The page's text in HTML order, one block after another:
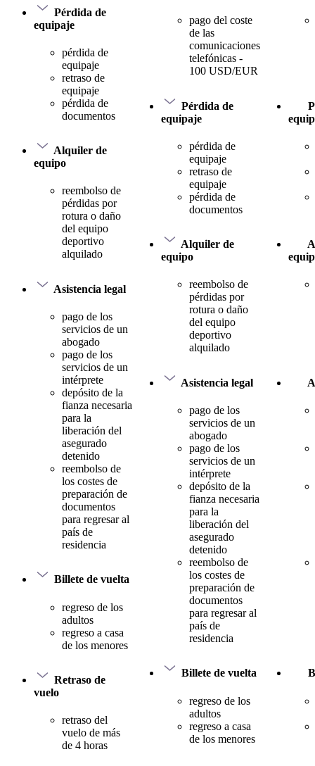
Pérdida de
equipaje
pérdida de
equipaje
retraso de
equipaje
pérdida de
documentos
Alquiler de
equipo
reembolso de
pérdidas por
rotura o daño
del equipo
deportivo
alquilado
Asistencia legal
pago de los
servicios de un
abogado
pago de los
servicios de un
intérprete
depósito de la
fianza necesaria
para la
liberación del
asegurado
detenido
reembolso de
los costes de
preparación de
documentos
para regresar al
país de
residencia
Billete de vuelta
regreso de los
adultos
regreso a casa
de los menores
Retraso de
vuelo
retraso del
vuelo de más
de 4 horas
pago del coste
de las
comunicaciones
telefónicas -
100 USD/EUR
Pérdida de
equipaje
pérdida de
equipaje
retraso de
equipaje
pérdida de
documentos
Alquiler de
equipo
reembolso de
pérdidas por
rotura o daño
del equipo
deportivo
alquilado
Asistencia legal
pago de los
servicios de un
abogado
pago de los
servicios de un
intérprete
depósito de la
fianza necesaria
para la
liberación del
asegurado
detenido
reembolso de
los costes de
preparación de
documentos
para regresar al
país de
residencia
Billete de vuelta
regreso de los
adultos
regreso a casa
de los menores